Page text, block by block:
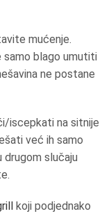
mućenje.
samo blago umutiti
ne postane
iscepkati na sitnije
već ih samo
drugom slučaju
koji podjednako